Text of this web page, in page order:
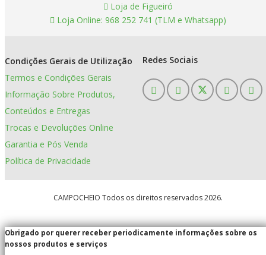
Loja de Figueiró
Loja Online: 968 252 741 (TLM e Whatsapp)
Condições Gerais de Utilização
Termos e Condições Gerais
Informação Sobre Produtos,
Conteúdos e Entregas
Trocas e Devoluções Online
Garantia e Pós Venda
Política de Privacidade
Redes Sociais
CAMPOCHEIO Todos os direitos reservados 2026.
Obrigado por querer receber periodicamente informações sobre os
nossos produtos e serviços